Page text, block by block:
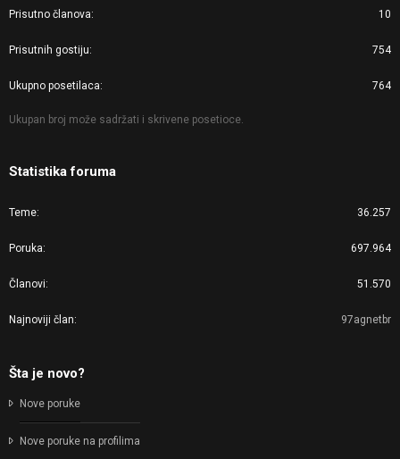
Prisutno članova 10
Prisutnih gostiju 754
Ukupno posetilaca 764
Ukupan broj može sadržati i skrivene posetioce.
Statistika foruma
Teme 36.257
Poruka 697.964
Članovi 51.570
Najnoviji član 97agnetbr
Šta je novo?
Nove poruke
Nove poruke na profilima